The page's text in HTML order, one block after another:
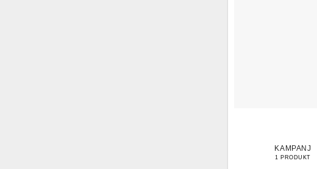
KAMPANJ
1 PRODUKT